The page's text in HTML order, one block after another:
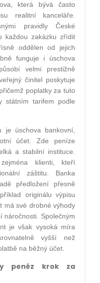
která bývá často
realitní kanceláře.
pravidly České
každou zakázku zřídit
oddělen od jejich
funguje i úschova
velmi prestižně
činitel poskytuje
poplatky za tuto
státním tarifem podle
je úschova bankovní,
účet. Zde peníze
a stabilní instituce.
klienti, kteří
záštitu. Banka
předložení přesně
originálu výpisu
má své drobné výhody
náročnosti. Společným
je však vysoká míra
vyšší než
na běžný účet.
peněz krok za